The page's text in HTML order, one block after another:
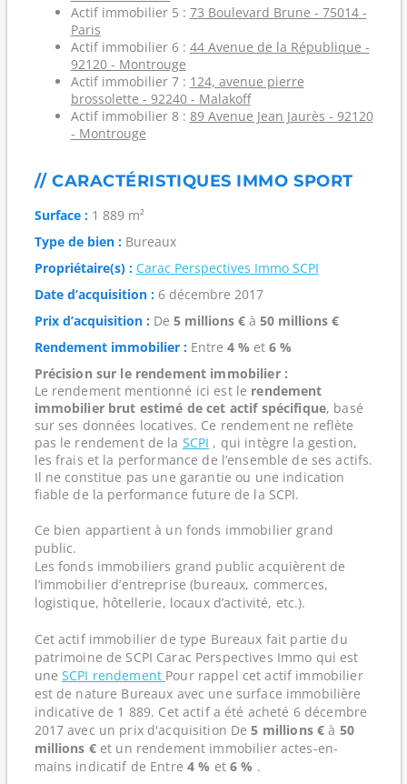
Actif immobilier 5 : 73 Boulevard Brune - 75014 -
Paris
Actif immobilier 6 : 44 Avenue de la République -
92120 - Montrouge
Actif immobilier 7 : 124, avenue pierre
brossolette - 92240 - Malakoff
Actif immobilier 8 : 89 Avenue Jean Jaurès - 92120
- Montrouge
// CARACTÉRISTIQUES IMMO SPORT
Surface :1 889 m²
Type de bien :Bureaux
Propriétaire(s) : Carac Perspectives Immo SCPI
Date d’acquisition :6 décembre 2017
Prix d’acquisition :De 5 millions €à 50 millions €
Rendement immobilier :Entre 4 % et 6 %
Précision sur le rendement immobilier :
Le rendement mentionné ici est le rendement
immobilier brut estimé de cet actif spécifique, basé
sur ses données locatives. Ce rendement ne reflète
pas le rendement de la SCPI , qui intègre la gestion,
les frais et la performance de l’ensemble de ses actifs.
Il ne constitue pas une garantie ou une indication
fiable de la performance future de la SCPI.
Ce bien appartient à un fonds immobilier grand
public.
Les fonds immobiliers grand public acquièrent de
l’immobilier d’entreprise (bureaux, commerces,
logistique, hôtellerie, locaux d’activité, etc.).
Cet actif immobilier de type Bureaux fait partie du
patrimoine de SCPI Carac Perspectives Immo qui est
uneSCPI rendement Pour rappel cet actif immobilier
est de nature Bureaux avec une surface immobilière
indicative de 1 889. Cet actif a été acheté 6 décembre
2017 avec un prix d'acquisition De5 millions € à 50
millions €et un rendement immobilier actes-en-
mains indicatif de Entre 4 % et 6 % .